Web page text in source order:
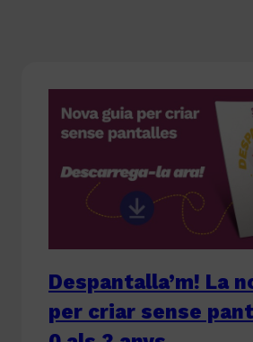
Despantalla’m! La
per criar sense